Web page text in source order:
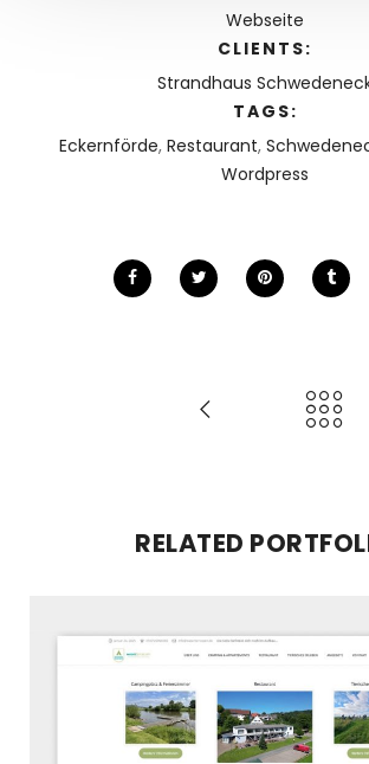
Webseite
CLIENTS:
Strandhaus
TAGS:
Eckernförde, Restaurant,
Wordpress
RELATED